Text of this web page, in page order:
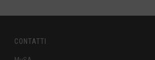
CONTATTI